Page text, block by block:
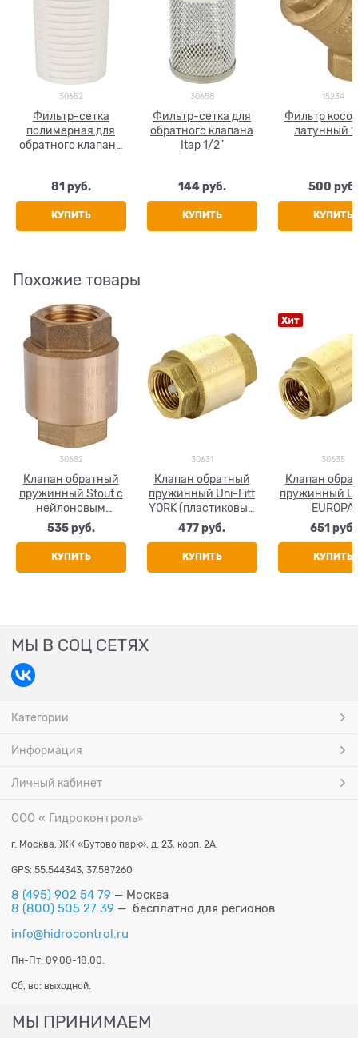
30652
Фильтр-сетка
полимерная для
обратного клапана
81 руб.
КУПИТЬ
30658
Фильтр-сетка для
обратного клапана
Itap 1/2"
144 руб.
КУПИТЬ
15234
Фильтр
латунный
500 руб.
КУПИТЬ
Похожие товары
30682
Клапан обратный
пружинный Stout с
нейлоновым
седлом 1/2"
535 руб.
КУПИТЬ
30631
Клапан обратный
пружинный Uni-Fitt
YORK (пластиковый
затвор) 1/2"
477 руб.
КУПИТЬ
Хит
30635
Клапан
пружинный
EUROPA
затвор) 1/
651 руб.
КУПИТЬ
МЫ В СОЦ СЕТЯХ
Категории
Информация
Личный кабинет
ООО « Гидроконтроль»
г. Москва, ЖК «Бутово парк», д. 23, корп. 2А.
GPS: 55.544343, 37.587260
8 (495) 902 54 79 — Москва
8 (800) 505 27 39 — бесплатно для регионов
info@hidrocontrol.ru
Пн-Пт: 09.00-18.00.
Сб, вс: выходной.
МЫ ПРИНИМАЕМ